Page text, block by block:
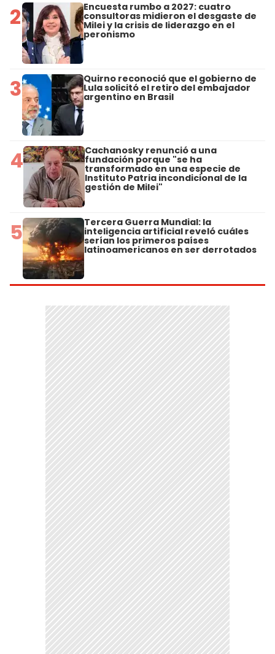
2 Encuesta rumbo a 2027: cuatro
consultoras midieron el desgaste de
Milei y la crisis de liderazgo en el
peronismo
3 Quirno reconoció que el gobierno de
Lula solicitó el retiro del embajador
argentino en Brasil
4 Cachanosky renunció a una
fundación porque "se ha
transformado en una especie de
Instituto Patria incondicional de la
gestión de Milei"
5 Tercera Guerra Mundial: la
inteligencia artificial reveló cuáles
serían los primeros países
latinoamericanos en ser derrotados